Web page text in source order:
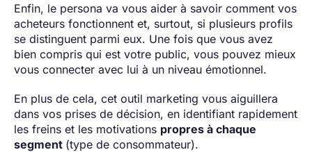
Enfin, le persona va vous aider à savoir comment vos
acheteurs fonctionnent et, surtout, si plusieurs profils
se distinguent parmi eux. Une fois que vous avez
bien compris qui est votre public, vous pouvez mieux
vous connecter avec lui à un niveau émotionnel.
En plus de cela, cet outil marketing vous aiguillera
dans vos prises de décision, en identifiant rapidement
les freins et les motivations propres à chaque
segment (type de consommateur).